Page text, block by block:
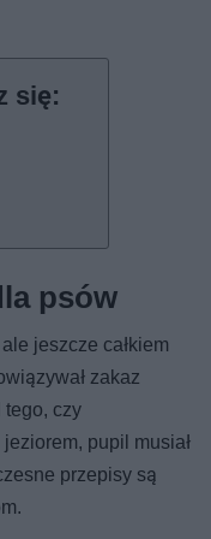
psów
jeszcze całkiem
zakaz
czy
pupil musiał
przepisy są